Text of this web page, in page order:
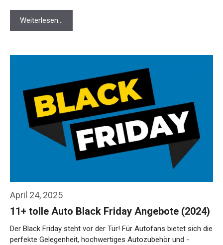
Weiterlesen…
April 24, 2025
11+ tolle Auto Black Friday Angebote (2024)
Der Black Friday steht vor der Tür! Für Autofans bietet sich die
perfekte Gelegenheit, hochwertiges Autozubehör und -